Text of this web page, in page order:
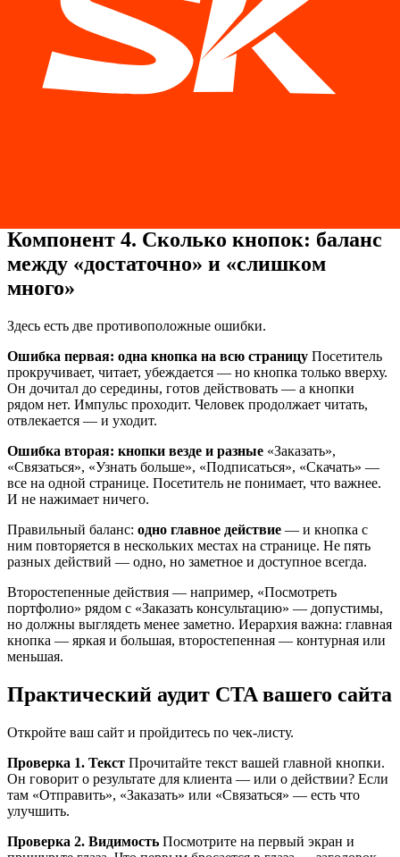
кнопка. После кейса с результатами — кнопка. Человек
прочитал, убедился — и сразу видит, что делать дальше.
Фиксированная кнопка или панель На длинных страницах
— эффективное решение: кнопка или узкая панель с CTA,
которая «прилипает» к верху или низу экрана при прокрутке.
Компонент 4. Сколько кнопок: баланс
между «достаточно» и «слишком
много»
Здесь есть две противоположные ошибки.
Ошибка первая: одна кнопка на всю страницу Посетитель
прокручивает, читает, убеждается — но кнопка только вверху.
Он дочитал до середины, готов действовать — а кнопки
рядом нет. Импульс проходит. Человек продолжает читать,
отвлекается — и уходит.
Ошибка вторая: кнопки везде и разные «Заказать»,
«Связаться», «Узнать больше», «Подписаться», «Скачать» —
все на одной странице. Посетитель не понимает, что важнее.
И не нажимает ничего.
Правильный баланс: одно главное действие — и кнопка с
ним повторяется в нескольких местах на странице. Не пять
разных действий — одно, но заметное и доступное всегда.
Второстепенные действия — например, «Посмотреть
портфолио» рядом с «Заказать консультацию» — допустимы,
но должны выглядеть менее заметно. Иерархия важна: главная
кнопка — яркая и большая, второстепенная — контурная или
меньшая.
Практический аудит CTA вашего сайта
Откройте ваш сайт и пройдитесь по чек-листу.
Проверка 1. Текст Прочитайте текст вашей главной кнопки.
Он говорит о результате для клиента — или о действии? Если
там «Отправить», «Заказать» или «Связаться» — есть что
улучшить.
Проверка 2. Видимость Посмотрите на первый экран и